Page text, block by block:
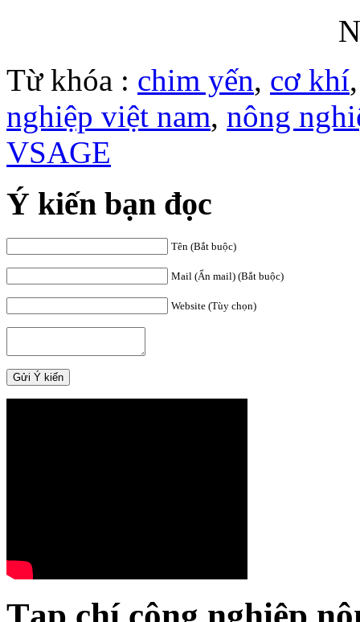
Từ khóa : chim yến, cơ khí
nghiệp việt nam, nông
VSAGE
Ý kiến bạn đọc
Tên (Bắt buộc)
Mail (Ẩn mail) (Bắt buộc)
Website (Tùy chọn)